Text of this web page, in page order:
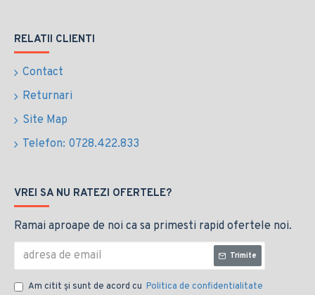
RELATII CLIENTI
Contact
Returnari
Site Map
Telefon: 0728.422.833
VREI SA NU RATEZI OFERTELE?
Ramai aproape de noi ca sa primesti rapid ofertele noi.
Trimite
Am citit şi sunt de acord cu Politica de confidentialitate